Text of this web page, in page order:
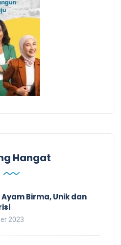
Hangat
Birma, Unik dan
2023